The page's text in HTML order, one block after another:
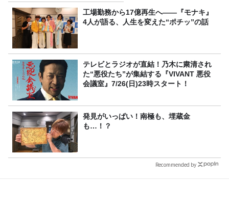
工場勤務から17億再生へ——『モナキ』
4人が語る、人生を変えた“ポチッ”の話
テレビとラジオが直結！乃木に粛清され
た“悪役たち”が集結する『VIVANT 悪役
会議室』7/26(日)23時スタート！
発見がいっぱい！南極も、埋蔵金
も…！？
Recommended by